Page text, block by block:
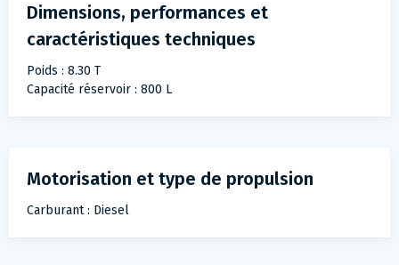
Dimensions, performances et
caractéristiques techniques
Poids : 8.30 T
Capacité réservoir : 800 L
Motorisation et type de propulsion
Carburant : Diesel